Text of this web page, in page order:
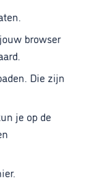
browser
Die zijn
je op de